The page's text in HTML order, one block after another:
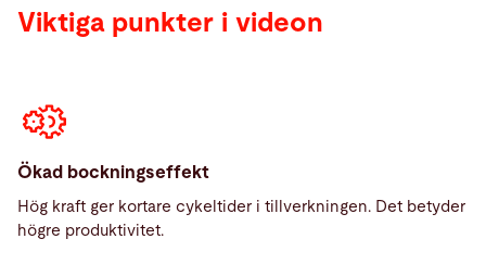
Viktiga punkter i videon
Ökad bockningseffekt
Hög kraft ger kortare cykeltider i tillverkningen. Det betyder
högre produktivitet.